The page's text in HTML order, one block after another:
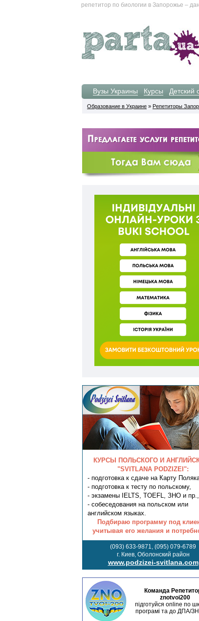
репетитор по биологии в Запорожье –
Вузы Украины Курсы Детский
Образование в Украине » Репетиторы
КУРСЫ ПОЛЬСКОГО И
"SVITLANA PODZIZEI":
- подготовка к сдаче на Карту
- подготовка к тесту по польскому,
- экзамены IELTS, TOEFL, ЗНО и пр.,
- собеседования на польском или
английском языках.
Подбираю программу под
учитывая его желания и
(093) 633-9871, (095) 079-6789
г. Киев, Оболонский район
www.podzizei-svitlana.com
Команда
znotvoi200
підготуйся online по
програмі та до ДПА/